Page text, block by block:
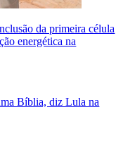
da primeira célula
energética na
Bíblia, diz Lula na